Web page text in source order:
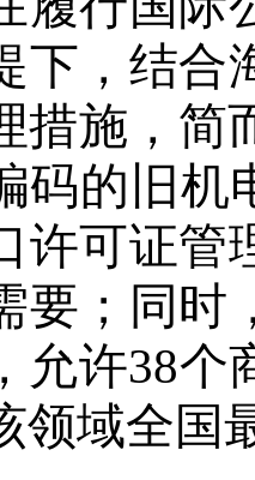
下，结合
措施，简
码的旧机
许可证管
要；同时
允许38个
领域全国